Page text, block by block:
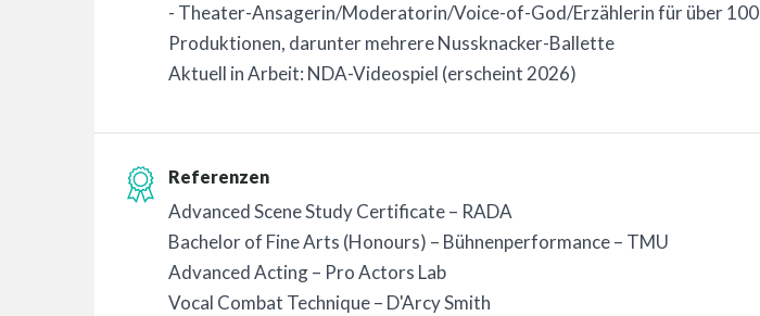
- Theater-Ansagerin/Moderatorin/Voice-of-God/Erzählerin für über 100
Produktionen, darunter mehrere Nussknacker-Ballette
Aktuell in Arbeit: NDA-Videospiel (erscheint 2026)
Referenzen
Advanced Scene Study Certificate – RADA
Bachelor of Fine Arts (Honours) – Bühnenperformance – TMU
Advanced Acting – Pro Actors Lab
Vocal Combat Technique – D'Arcy Smith